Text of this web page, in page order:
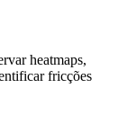
heatmaps,
fricções